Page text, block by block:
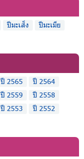
ปีมะเส็ง
ปีมะเมีย
ปี 2565
ปี 2564
ปี 2559
ปี 2558
ปี 2553
ปี 2552